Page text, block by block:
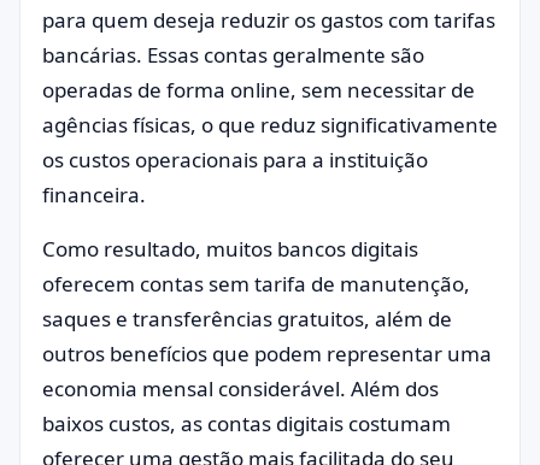
para quem deseja reduzir os gastos com tarifas
bancárias. Essas contas geralmente são
operadas de forma online, sem necessitar de
agências físicas, o que reduz significativamente
os custos operacionais para a instituição
financeira.
Como resultado, muitos bancos digitais
oferecem contas sem tarifa de manutenção,
saques e transferências gratuitos, além de
outros benefícios que podem representar uma
economia mensal considerável. Além dos
baixos custos, as contas digitais costumam
oferecer uma gestão mais facilitada do seu